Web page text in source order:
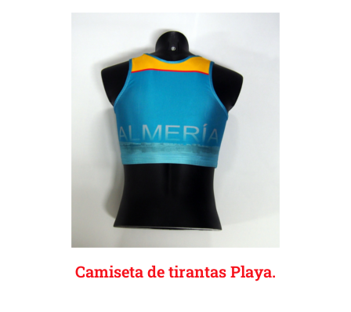
Camiseta de tirantas Playa.